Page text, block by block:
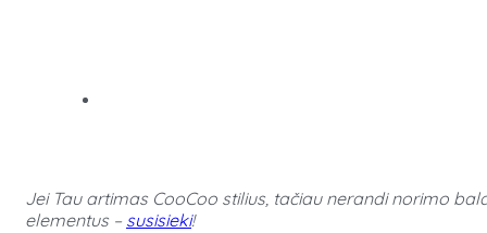
Jei Tau artimas CooCoo stilius, tačiau nerandi norimo
elementus – susisieki!